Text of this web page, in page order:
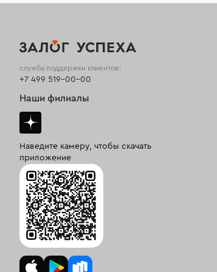
служба поддержки клиентов:
+7 499 519-00-00
Наши филиалы
Наведите камеру, чтобы скачать
приложение